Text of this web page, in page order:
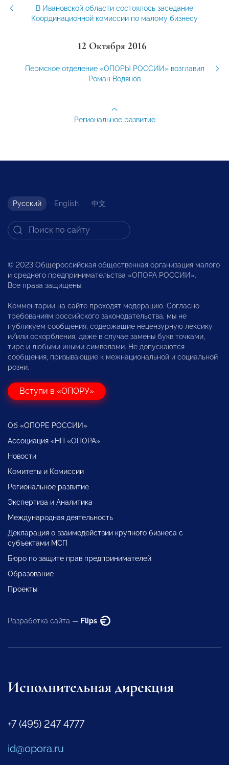
В Ивановской области состоялось заседание
Координационной комиссии по малому бизнесу
12 Октября 2016
Пермское отделение «ОПОРЫ РОССИИ» возглавил
Роман Водянов
Региональное развитие
Русский English 中文
© 2023 Общероссийская общественная организация малого
и среднего предпринимательства «ОПОРА РОССИИ».
Все права защищены.
Комментарии на сайте проходят модерацию. Согласно
требованиям российского законодательства, мы не
публикуем сообщения, содержащие нецензурную лексику
и/или оскорбления, даже в случае замены букв точками,
тире и любыми иными символами. Не допускаются
сообщения, призывающие к межнациональной и социальной
розни.
Вступи в «ОПОРУ»
Об «ОПОРЕ РОССИИ»
Ассоциация «НП «ОПОРА»
Новости
Комитеты и Комиссии
Региональное развитие
Экспертиза и Аналитика
Международная деятельность
Декларация о взаимодействии крупного бизнеса с
субъектами МСП
Бюро по защите прав предпринимателей
Образование
Проекты
Разработка сайта — Flips
Исполнительная дирекция
+7 (495) 247 4777
id@opora.ru